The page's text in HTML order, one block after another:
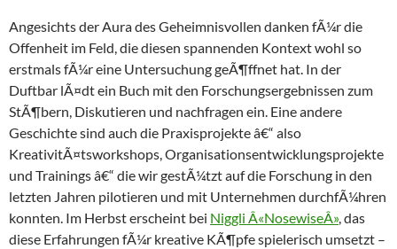
Angesichts der Aura des Geheimnisvollen danken fÃ¼r die
Offenheit im Feld, die diesen spannenden Kontext wohl so
erstmals fÃ¼r eine Untersuchung geÃ¶ffnet hat. In der
Duftbar lÃ¤dt ein Buch mit den Forschungsergebnissen zum
StÃ¶bern, Diskutieren und nachfragen ein. Eine andere
Geschichte sind auch die Praxisprojekte â€“ also
KreativitÃ¤tsworkshops, Organisationsentwicklungsprojekte
und Trainings â€“ die wir gestÃ¼tzt auf die Forschung in den
letzten Jahren pilotieren und mit Unternehmen durchfÃ¼hren
konnten. Im Herbst erscheint bei Niggli Â«NosewiseÂ», das
diese Erfahrungen fÃ¼r kreative KÃ¶pfe spielerisch umsetzt –